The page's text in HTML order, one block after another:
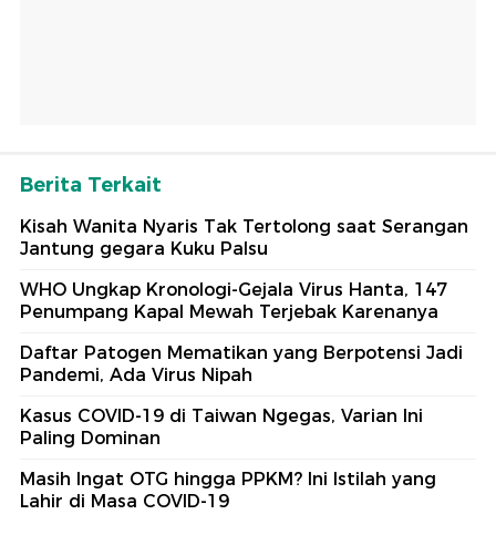
Berita Terkait
Kisah Wanita Nyaris Tak Tertolong saat Serangan
Jantung gegara Kuku Palsu
WHO Ungkap Kronologi-Gejala Virus Hanta, 147
Penumpang Kapal Mewah Terjebak Karenanya
Daftar Patogen Mematikan yang Berpotensi Jadi
Pandemi, Ada Virus Nipah
Kasus COVID-19 di Taiwan Ngegas, Varian Ini
Paling Dominan
Masih Ingat OTG hingga PPKM? Ini Istilah yang
Lahir di Masa COVID-19